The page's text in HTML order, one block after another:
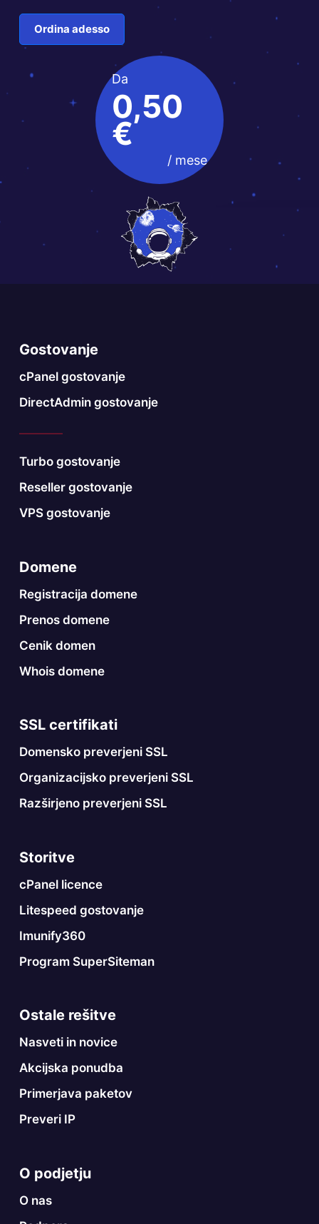
Ordina adesso
Da
0,50
€
/ mese
Gostovanje
cPanel gostovanje
DirectAdmin gostovanje
Turbo gostovanje
Reseller gostovanje
VPS gostovanje
Domene
Registracija domene
Prenos domene
Cenik domen
Whois domene
SSL certifikati
Domensko preverjeni SSL
Organizacijsko preverjeni SSL
Razširjeno preverjeni SSL
Storitve
cPanel licence
Litespeed gostovanje
Imunify360
Program SuperSiteman
Ostale rešitve
Nasveti in novice
Akcijska ponudba
Primerjava paketov
Preveri IP
O podjetju
O nas